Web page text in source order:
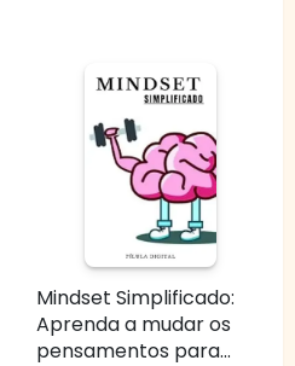
Mindset Simplificado:
Aprenda a mudar os
pensamentos para...